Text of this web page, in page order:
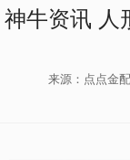
神牛资讯 人
来源：点点金